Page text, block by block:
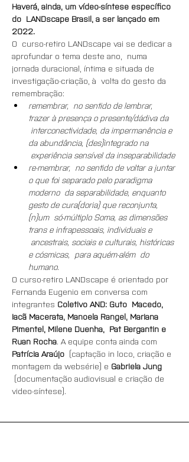
Haverá, ainda, um vídeo-síntese específico
do  LANDscape Brasil, a ser lançado em
2022.
O  curso-retiro LANDscape vai se dedicar a
aprofundar o tema deste ano,  numa
jornada duracional, íntima e situada de
investigação-criação, à  volta do gesto da
remembração:
remembrar,  no sentido de lembrar,
trazer à presença o presente/dádiva da
interconectividade, da impermanência e
da abundância, (des)integrado na
experiência sensível da inseparabilidade
re-membrar,  no sentido de voltar a juntar
o que foi separado pelo paradigma
moderno  da separabilidade, enquanto
gesto de cura(doria) que reconjunta,
(n)um  só-múltiplo Soma, as dimensões
trans e infrapessoais, individuais e
ancestrais, sociais e culturais, históricas
e cósmicas,  para aquém-além  do
humano.
O curso-retiro LANDscape é orientado por
Fernanda Eugenio em conversa com
integrantes Coletivo AND: Guto  Macedo,
Iacã Macerata, Manoela Rangel, Mariana
Pimentel, Milene Duenha,  Pat Bergantin e
Ruan Rocha. A equipe conta ainda com
Patrícia Araújo (captação in loco, criação e
montagem da websérie) e Gabriela Jung
(documentação audiovisual e criação de
video-síntese).